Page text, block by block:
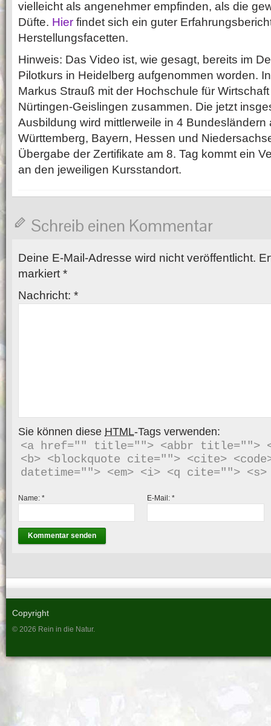
vielleicht als angenehmer empfinden, als die
Düfte. Hier findet sich ein guter
Herstellungsfacetten.
Hinweis: Das Video ist, wie gesagt, bereits im
Pilotkurs in Heidelberg aufgenommen worden.
Markus Strauß mit der Hochschule für
Nürtingen-Geislingen zusammen. Die jetzt
Ausbildung wird mittlerweile in 4
Württemberg, Bayern, Hessen und
Übergabe der Zertifikate am 8. Tag kommt ein
an den jeweiligen Kursstandort.
Schreib einen Kommentar
Deine E-Mail-Adresse wird nicht veröffentlicht.
markiert *
Nachricht: *
Sie können diese HTML-Tags verwenden:
<a href="" title=""> <abbr title="">
<b> <blockquote cite=""> <cite>
Name: * E-Mail:*
Copyright
© 2026 Rein in die Natur.